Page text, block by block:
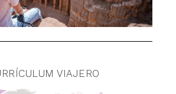
VIAJERO